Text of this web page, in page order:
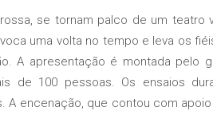
se tornam palco de um teatro
uma volta no tempo e leva os
A apresentação é montada pelo
de 100 pessoas. Os ensaios
encenação, que contou com